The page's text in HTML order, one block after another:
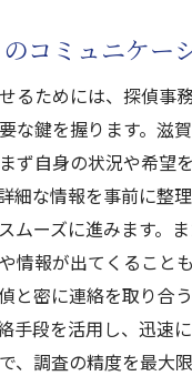
コミュニケー
るためには、探偵事
な鍵を握ります。滋
ず自身の状況や希望
細な情報を事前に整
ムーズに進みます。
情報が出てくること
と密に連絡を取り合
手段を活用し、迅速
、調査の精度を最大